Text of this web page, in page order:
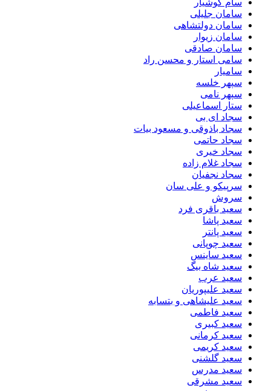
سام کوشیار
سامان جلیلی
سامان دولتشاهی
سامان زیوار
سامان صادقی
سامی استار و محسن راد
سامیار
سپهر خلسه
سپهر نامی
ستار اسماعیلی
سجاد ای بی
سجاد باذوقی و مسعود بیات
سجاد حاتمی
سجاد خیری
سجاد غلام زاده
سجاد نجفیان
سرپیکو و علی سان
سروش
سعید باقری فرد
سعید پاشا
سعید پانتر
سعید چوپانی
سعید ساینس
سعید شاه بیگ
سعید عرب
سعید علیپوریان
سعید علیشاهی و بتسابه
سعید فاطمی
سعید کبیری
سعید کرمانی
سعید کریمی
سعید گلشنی
سعید مدرس
سعید مشرقی